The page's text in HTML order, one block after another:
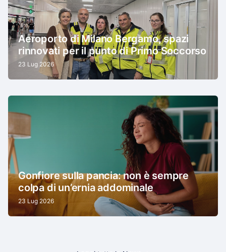
Aeroporto di Milano Bergamo, spazi
rinnovati per il punto di Primo Soccorso
23 Lug 2026
Gonfiore sulla pancia: non è sempre
colpa di un’ernia addominale
23 Lug 2026